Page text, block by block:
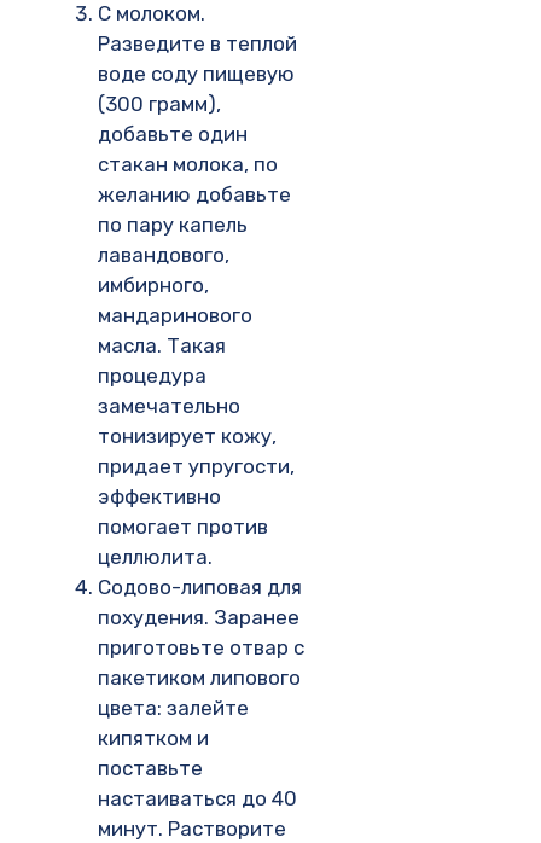
С молоком.
Разведите в теплой
воде соду пищевую
(300 грамм),
добавьте один
стакан молока, по
желанию добавьте
по пару капель
лавандового,
имбирного,
мандаринового
масла. Такая
процедура
замечательно
тонизирует кожу,
придает упругости,
эффективно
помогает против
целлюлита.
Содово-липовая для
похудения. Заранее
приготовьте отвар с
пакетиком липового
цвета: залейте
кипятком и
поставьте
настаиваться до 40
минут. Растворите